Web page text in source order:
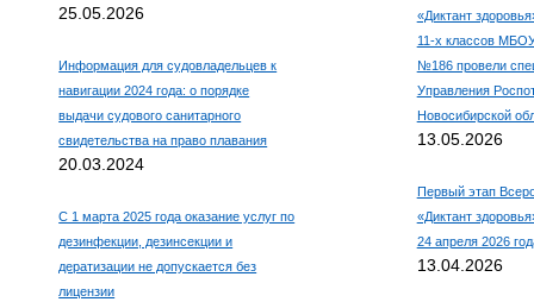
25.05.2026
Информация для судовладельцев к
навигации 2024 года: о порядке
выдачи судового санитарного
свидетельства на право плавания
20.03.2024
С 1 марта 2025 года оказание услуг по
дезинфекции, дезинсекции и
дератизации не допускается без
лицензии
«Диктант
11-х классов
№186 провели
Управления
Новосибирской
13.05.2026
Первый этап
«Диктант
24 апреля 2026
13.04.2026